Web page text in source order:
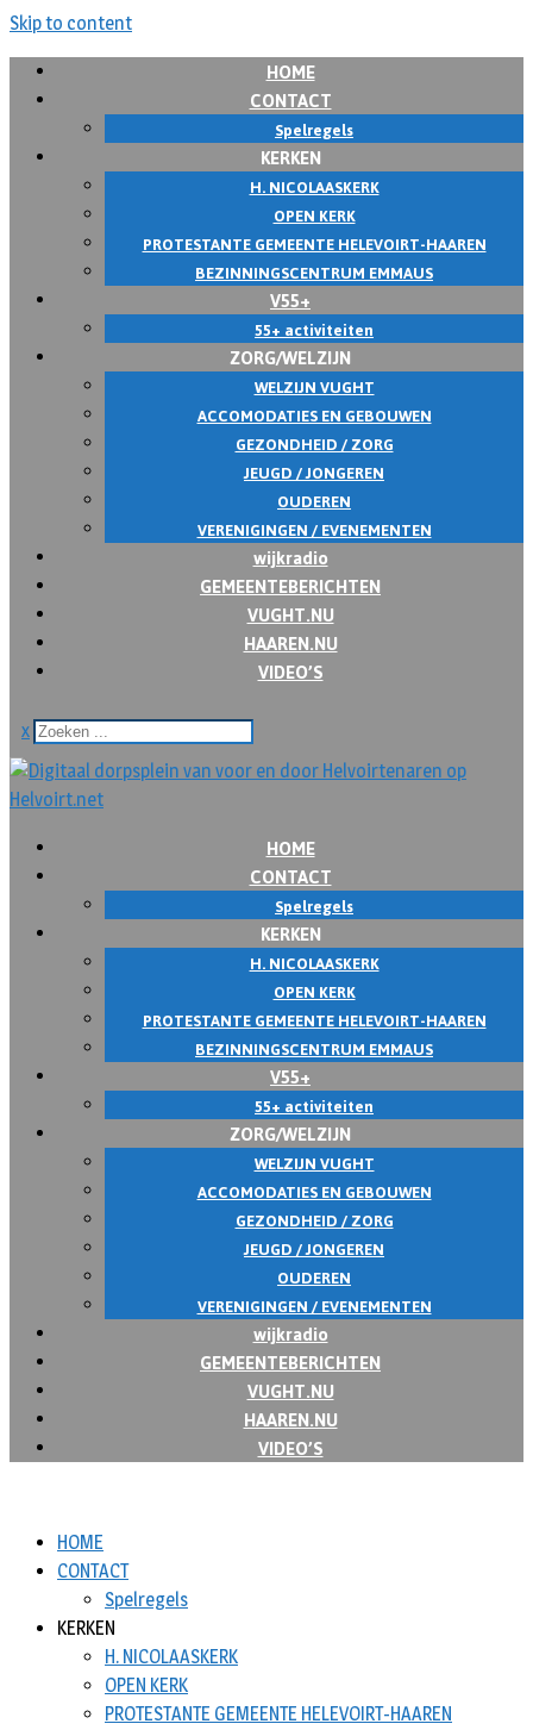
Skip to content
HOME
CONTACT
Spelregels
KERKEN
H. NICOLAASKERK
OPEN KERK
PROTESTANTE GEMEENTE HELEVOIRT-HAAREN
BEZINNINGSCENTRUM EMMAUS
V55+
55+ activiteiten
ZORG/WELZIJN
WELZIJN VUGHT
ACCOMODATIES EN GEBOUWEN
GEZONDHEID / ZORG
JEUGD / JONGEREN
OUDEREN
VERENIGINGEN / EVENEMENTEN
wijkradio
GEMEENTEBERICHTEN
VUGHT.NU
HAAREN.NU
VIDEO’S
x
HOME
CONTACT
Spelregels
KERKEN
H. NICOLAASKERK
OPEN KERK
PROTESTANTE GEMEENTE HELEVOIRT-HAAREN
BEZINNINGSCENTRUM EMMAUS
V55+
55+ activiteiten
ZORG/WELZIJN
WELZIJN VUGHT
ACCOMODATIES EN GEBOUWEN
GEZONDHEID / ZORG
JEUGD / JONGEREN
OUDEREN
VERENIGINGEN / EVENEMENTEN
wijkradio
GEMEENTEBERICHTEN
VUGHT.NU
HAAREN.NU
VIDEO’S
HOME
CONTACT
Spelregels
KERKEN
H. NICOLAASKERK
OPEN KERK
PROTESTANTE GEMEENTE HELEVOIRT-HAAREN